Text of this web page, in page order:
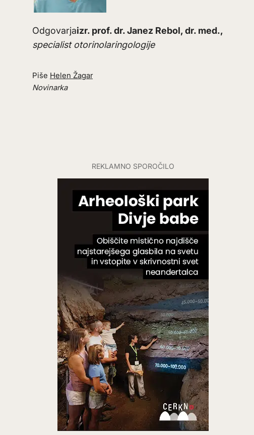
Odgovarjaizr. prof. dr. Janez Rebol, dr. med.,
specialist otorinolaringologije
Piše Helen Žagar
Novinarka
REKLAMNO SPOROČILO